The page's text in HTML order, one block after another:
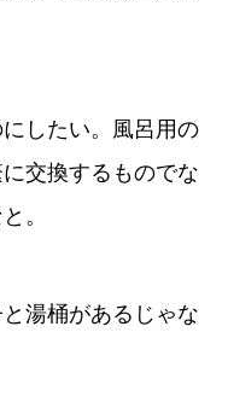
したい。風呂用の
交換するものでな
。
湯桶があるじゃな